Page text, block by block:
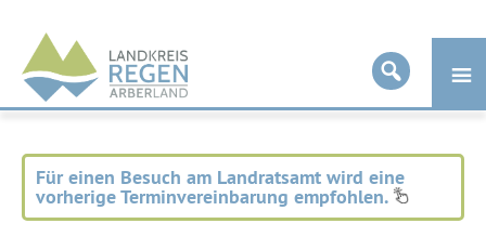
Landkreis
Regen
Für einen Besuch am Landratsamt wird eine
vorherige Terminvereinbarung empfohlen.